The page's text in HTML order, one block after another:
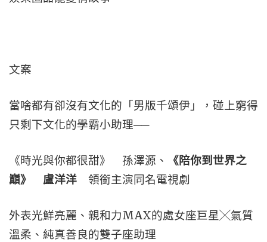
文案
當啥都有卻沒有文化的「男版千頌伊」，碰上窮得
只剩下文化的學霸小助理──
《時光與你都很甜》 孫澤源、
《陪你到世界之
巔》 盧洋洋 領銜主演同名電視劇
外表光鮮亮麗、親和力MAX的處女座巨星╳氣質
溫柔、純真善良的雙子座助理